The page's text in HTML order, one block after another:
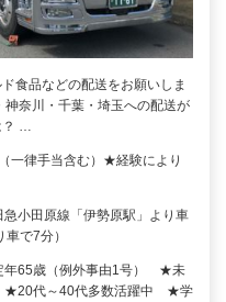
食品などの配送をお願いしま
奈川・千葉・埼玉への配送が
…
一律手当含む）★経験により
小田原線「伊勢原駅」より車
で7分）
65歳（例外事由1号） ★未
代～40代多数活躍中 ★学